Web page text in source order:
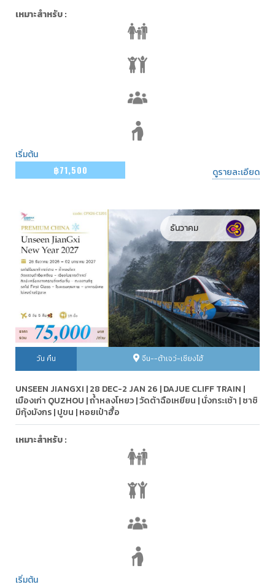
เหมาะสำหรับ :
เริ่มต้น
฿71,500
ดูรายละเอียด
ธันวาคม
วัน คืน จีน--ต้าเจว่-เซียงไฮ้
UNSEEN JIANGXI | 28 DEC-2 JAN 26 | DAJUE CLIFF TRAIN |
เมืองเก่า QUZHOU | ถ้ำหลงโหยว | วัดต้าฉือเหยียน | นั่งกระเช้า | ซาชิ
มิกุ้งมังกร | ปูขน | หอยเป๋าฮื้อ
เหมาะสำหรับ :
เริ่มต้น